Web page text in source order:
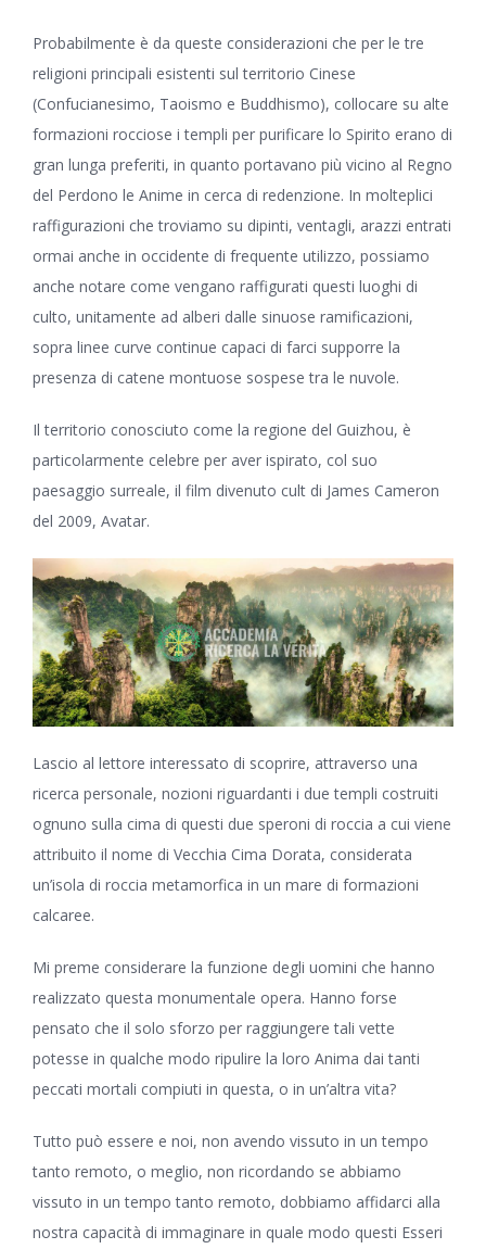
Probabilmente è da queste considerazioni che per le tre
religioni principali esistenti sul territorio Cinese
(Confucianesimo, Taoismo e Buddhismo), collocare su alte
formazioni rocciose i templi per purificare lo Spirito erano di
gran lunga preferiti, in quanto portavano più vicino al Regno
del Perdono le Anime in cerca di redenzione. In molteplici
raffigurazioni che troviamo su dipinti, ventagli, arazzi entrati
ormai anche in occidente di frequente utilizzo, possiamo
anche notare come vengano raffigurati questi luoghi di
culto, unitamente ad alberi dalle sinuose ramificazioni,
sopra linee curve continue capaci di farci supporre la
presenza di catene montuose sospese tra le nuvole.
Il territorio conosciuto come la regione del Guizhou, è
particolarmente celebre per aver ispirato, col suo
paesaggio surreale, il film divenuto cult di James Cameron
del 2009, Avatar.
Lascio al lettore interessato di scoprire, attraverso una
ricerca personale, nozioni riguardanti i due templi costruiti
ognuno sulla cima di questi due speroni di roccia a cui viene
attribuito il nome di Vecchia Cima Dorata, considerata
un’isola di roccia metamorfica in un mare di formazioni
calcaree.
Mi preme considerare la funzione degli uomini che hanno
realizzato questa monumentale opera. Hanno forse
pensato che il solo sforzo per raggiungere tali vette
potesse in qualche modo ripulire la loro Anima dai tanti
peccati mortali compiuti in questa, o in un’altra vita?
Tutto può essere e noi, non avendo vissuto in un tempo
tanto remoto, o meglio, non ricordando se abbiamo
vissuto in un tempo tanto remoto, dobbiamo affidarci alla
nostra capacità di immaginare in quale modo questi Esseri